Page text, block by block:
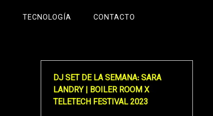
TECNOLOGÍA CONTACTO
DJ SET DE LA SEMANA: SARA
LANDRY | BOILER ROOM X
TELETECH FESTIVAL 2023